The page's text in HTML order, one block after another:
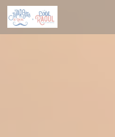
Personalizing your cookie choices